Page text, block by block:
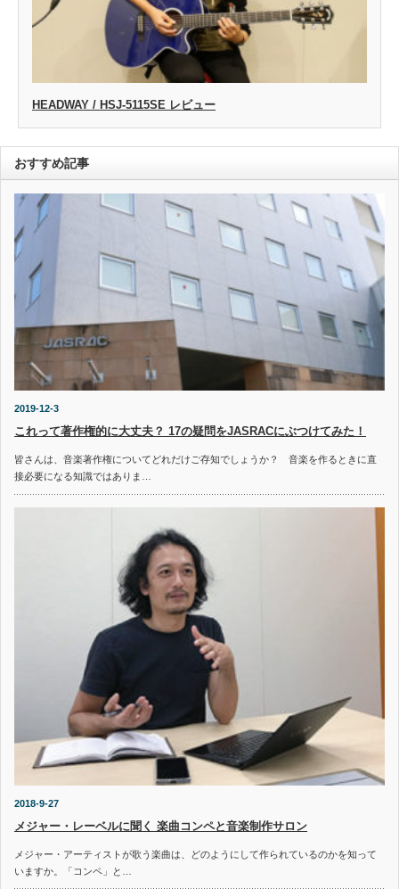
HEADWAY / HSJ-5115SE レビュー
おすすめ記事
2019-12-3
これって著作権的に大丈夫？ 17の疑問をJASRACにぶつけてみた！
皆さんは、音楽著作権についてどれだけご存知でしょうか？ 音楽を作るときに直
接必要になる知識ではありま…
2018-9-27
メジャー・レーベルに聞く 楽曲コンペと音楽制作サロン
メジャー・アーティストが歌う楽曲は、どのようにして作られているのかを知って
いますか。「コンペ」と…